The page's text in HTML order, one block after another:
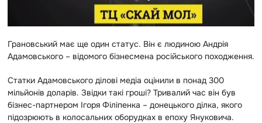
Грановський має ще один статус. Він є людиною Андрія
Адамовського – відомого бізнесмена російського походження.
Статки Адамовського ділові медіа оцінили в понад 300
мільйонів доларів. Звідки такі гроші? Тривалий час він був
бізнес-партнером Ігоря Філіпенка – донецького ділка, якого
підозрюють в колосальних оборудках в епоху Януковича.